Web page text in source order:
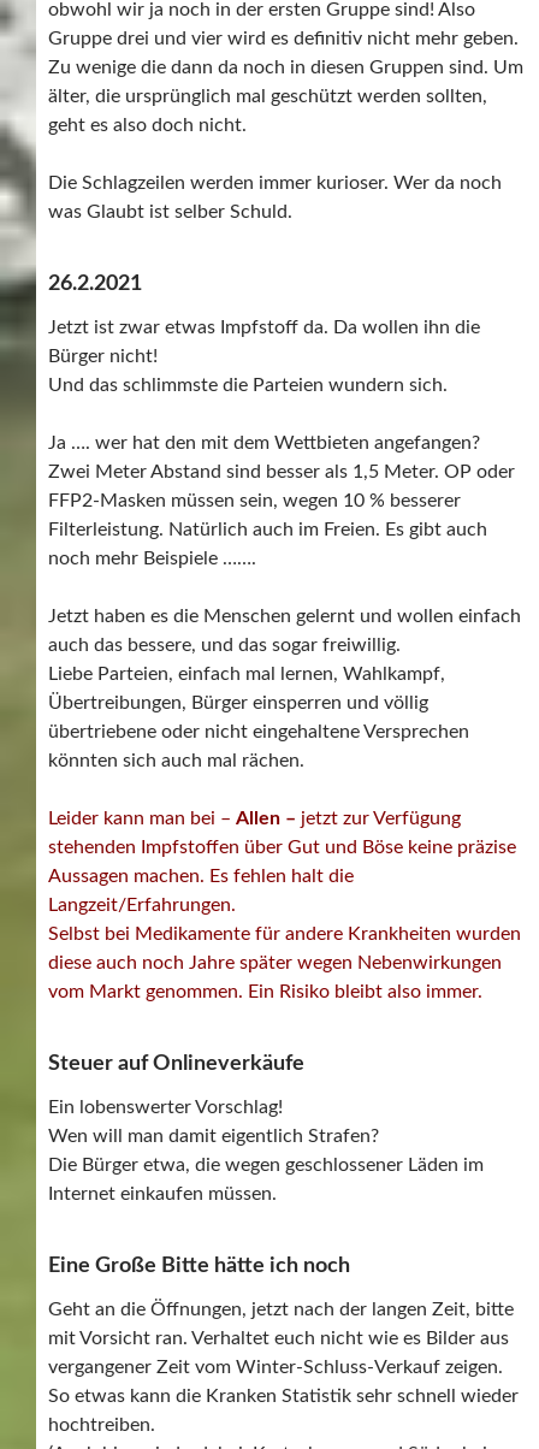
obwohl wir ja noch in der ersten Gruppe sind! Also
Gruppe drei und vier wird es definitiv nicht mehr geben.
Zu wenige die dann da noch in diesen Gruppen sind. Um
älter, die ursprünglich mal geschützt werden sollten,
geht es also doch nicht.
Die Schlagzeilen werden immer kurioser. Wer da noch
was Glaubt ist selber Schuld.
26.2.2021
Jetzt ist zwar etwas Impfstoff da. Da wollen ihn die
Bürger nicht!
Und das schlimmste die Parteien wundern sich.
Ja …. wer hat den mit dem Wettbieten angefangen?
Zwei Meter Abstand sind besser als 1,5 Meter. OP oder
FFP2-Masken müssen sein, wegen 10 % besserer
Filterleistung. Natürlich auch im Freien. Es gibt auch
noch mehr Beispiele …….
Jetzt haben es die Menschen gelernt und wollen einfach
auch das bessere, und das sogar freiwillig.
Liebe Parteien, einfach mal lernen, Wahlkampf,
Übertreibungen, Bürger einsperren und völlig
übertriebene oder nicht eingehaltene Versprechen
könnten sich auch mal rächen.
Leider kann man bei – Allen – jetzt zur Verfügung
stehenden Impfstoffen über Gut und Böse keine präzise
Aussagen machen. Es fehlen halt die
Langzeit/Erfahrungen.
Selbst bei Medikamente für andere Krankheiten wurden
diese auch noch Jahre später wegen Nebenwirkungen
vom Markt genommen. Ein Risiko bleibt also immer.
Steuer auf Onlineverkäufe
Ein lobenswerter Vorschlag!
Wen will man damit eigentlich Strafen?
Die Bürger etwa, die wegen geschlossener Läden im
Internet einkaufen müssen.
Eine Große Bitte hätte ich noch
Geht an die Öffnungen, jetzt nach der langen Zeit, bitte
mit Vorsicht ran. Verhaltet euch nicht wie es Bilder aus
vergangener Zeit vom Winter-Schluss-Verkauf zeigen.
So etwas kann die Kranken Statistik sehr schnell wieder
hochtreiben.